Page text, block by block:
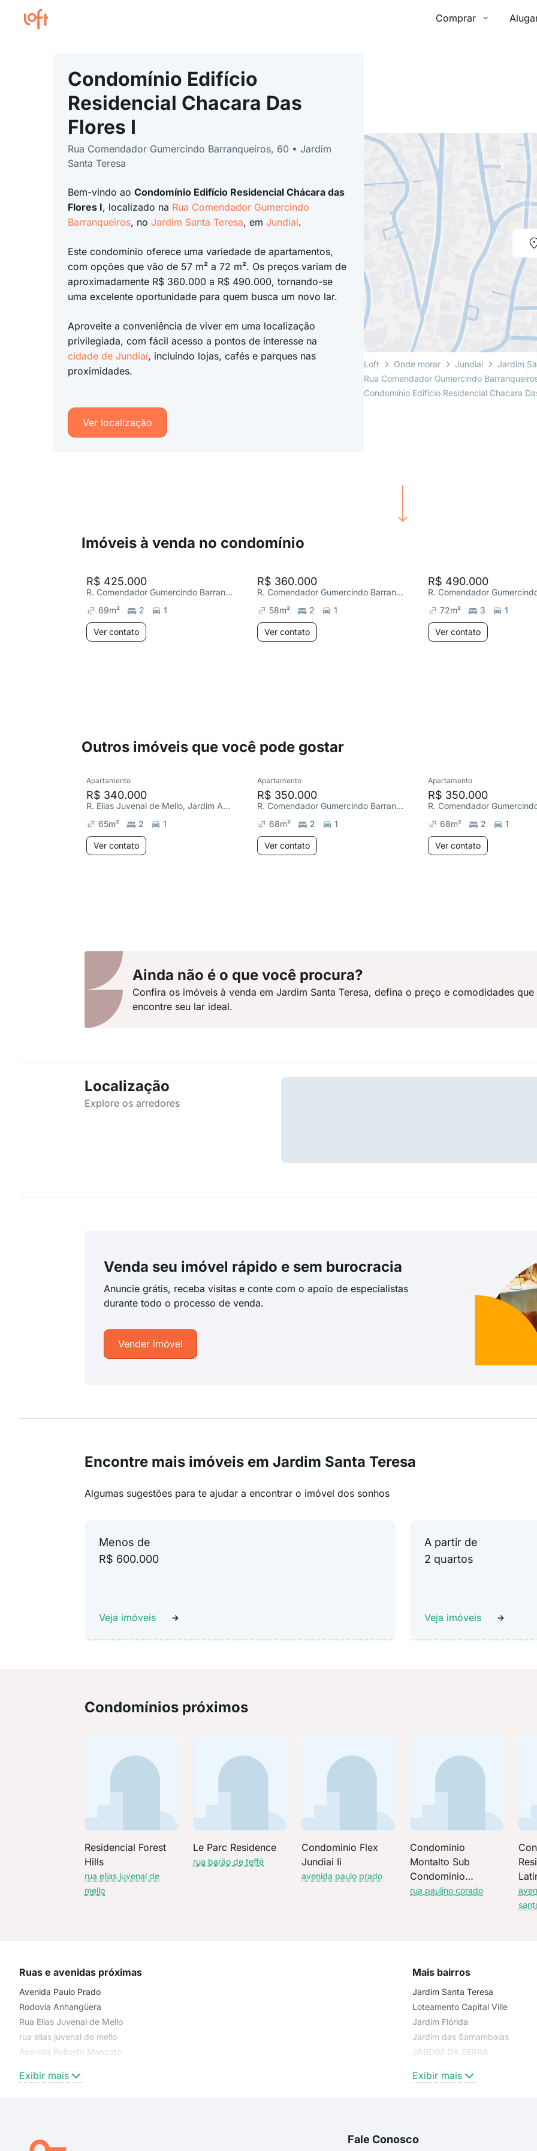
Comprar
Condomínio Edifício
Residencial Chacara Das
Flores I
Rua Comendador Gumercindo Barranqueiros, 60 • Jardim
Santa Teresa
Bem-vindo ao Condomínio Edifício Residencial Chácara das
Flores I, localizado na Rua Comendador Gumercindo
Barranqueiros, no Jardim Santa Teresa, em Jundiaí.
Este condomínio oferece uma variedade de apartamentos,
com opções que vão de 57 m² a 72 m². Os preços variam de
aproximadamente R$ 360.000 a R$ 490.000, tornando-se
uma excelente oportunidade para quem busca um novo lar.
Aproveite a conveniência de viver em uma localização
privilegiada, com fácil acesso a pontos de interesse na
cidade de Jundiaí, incluindo lojas, cafés e parques nas
proximidades.
Ver localização
Loft Onde morar Jundiaí
Jardim
Rua Comendador Gumercindo
Condomínio Edifício Residencial Chacara
Imóveis à venda no condomínio
R$ 425.000
R. Comendador Gumercindo Barranqueiros 60, Jardim Santa Teresa
69m² 2 1
Ver contato
R$ 360.000
R. Comendador Gumercindo Barranqueiros 60, Jardim Santa Teresa
58m² 2 1
Ver contato
R$ 490.000
72m² 3 1
Ver contato
Outros imóveis que você pode gostar
Apartamento
R$ 340.000
R. Elias Juvenal de Mello, Jardim Ana Maria
65m² 2 1
Ver contato
Apartamento
R$ 350.000
R. Comendador Gumercindo Barranqueiros, Jardim Santa Teresa
68m² 2 1
Ver contato
Apartamento
R$ 350.000
68m² 2 1
Ver contato
Ainda não é o que você procura?
Confira os imóveis à venda em Jardim Santa Teresa, defina o preço e comodidades que
encontre seu lar ideal.
Localização
Explore os arredores
Venda seu imóvel rápido e sem burocracia
Anuncie grátis, receba visitas e conte com o apoio de especialistas
durante todo o processo de venda.
Vender imóvel
Encontre mais imóveis em Jardim Santa Teresa
Algumas sugestões para te ajudar a encontrar o imóvel dos sonhos
Menos de
R$ 600.000
Veja imóveis
A partir de
2 quartos
Veja imóveis
Condomínios próximos
Residencial Forest
Hills
rua elias juvenal de
mello
Le Parc Residence
rua barão de teffé
Condominio Flex
Jundiai Ii
avenida paulo prado
Condominio
Montalto Sub
Condominio
Residencial
rua paulino corado
Ruas e avenidas próximas
Avenida Paulo Prado
Rodovia Anhangüera
Rua Elias Juvenal de Mello
rua elias juvenal de mello
Avenida Roberto Manzato
rua paulino corado
Hilda Del Nero Bisquolo
Exibir mais
Mais bairros
Jardim Santa Teresa
Loteamento Capital Ville
Jardim Flórida
Jardim das Samambaias
JARDIM DA SERRA
Exibir mais
Fale Conosco